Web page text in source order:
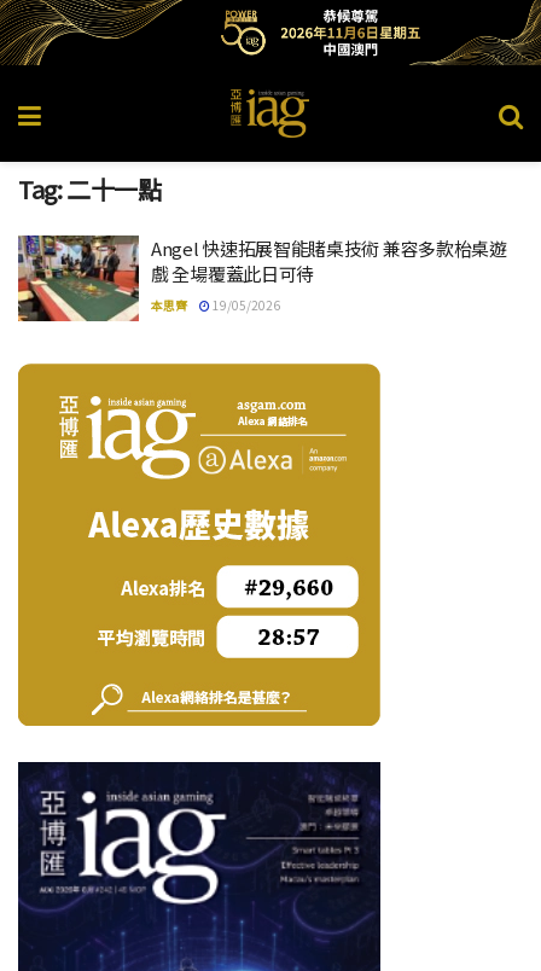
Tag:二十一點
Angel 快速拓展智能賭桌技術 兼容多款枱桌遊
戲 全場覆蓋此日可待
本思齊 19/05/2026